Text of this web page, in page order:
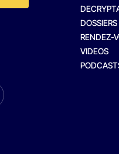
DOSSIERS
RENDEZ-
VIDEOS